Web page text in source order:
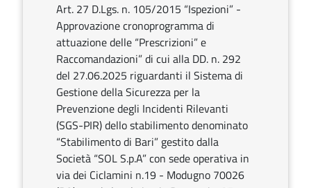
Art. 27 D.Lgs. n. 105/2015 “Ispezioni” -
Approvazione cronoprogramma di
attuazione delle “Prescrizioni” e
Raccomandazioni” di cui alla DD. n. 292
del 27.06.2025 riguardanti il Sistema di
Gestione della Sicurezza per la
Prevenzione degli Incidenti Rilevanti
(SGS-PIR) dello stabilimento denominato
“Stabilimento di Bari” gestito dalla
Società “SOL S.p.A” con sede operativa in
via dei Ciclamini n.19 - Modugno 70026